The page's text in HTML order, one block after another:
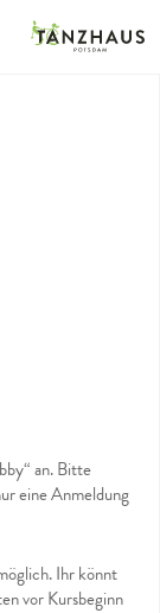
an. Bitte
eine Anmeldung
Ihr könnt
vor Kursbeginn